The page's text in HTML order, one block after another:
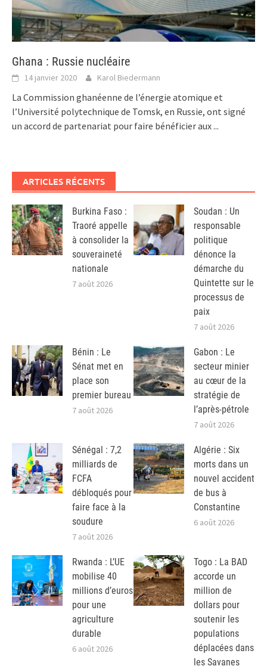
Ghana : Russie nucléaire
14 janvier 2020 Karol Biedermann
La Commission ghanéenne de l’énergie atomique et
l’Université polytechnique de Tomsk, en Russie, ont signé
un accord de partenariat pour faire bénéficier aux...
ARTICLES RÉCENTS
Burkina Faso :
Traoré appelle
à consolider la
souveraineté
nationale
7 août 2026
Soudan : Un
responsable
politique
dénonce la
démarche du
Quintette sur le
processus de
paix
7 août 2026
Bénin : Le
Sénat met en
place son
premier bureau
7 août 2026
Gabon : Le
secteur minier
au cœur de la
stratégie de
l’après-pétrole
7 août 2026
Sénégal : 7,2
milliards de
FCFA
débloqués pour
faire face à la
soudure
7 août 2026
Algérie : Six
morts dans un
nouvel accident
de bus à
Constantine
6 août 2026
Rwanda : L’UE
mobilise 40
millions d’euros
pour une
agriculture
durable
6 août 2026
Togo : La BAD
accorde un
million de
dollars pour
soutenir les
populations
déplacées dans
les Savanes